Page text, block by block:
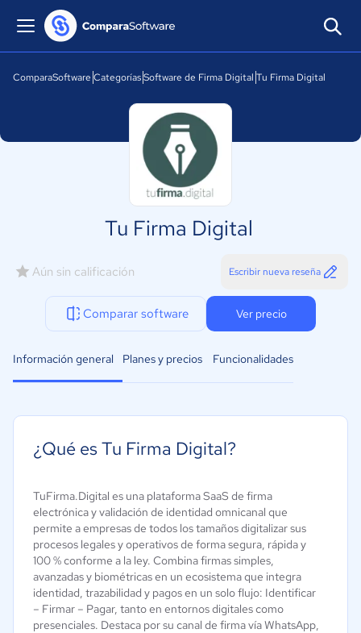
ComparaSoftware CategoríasSoftware de Firma Digital Tu Firma Digital
Tu Firma Digital
Aún sin calificación Escribir nueva reseña
Comparar software Ver precio
Información general Planes y precios Funcionalidades
¿Qué es Tu Firma Digital?
TuFirma.Digital es una plataforma SaaS de firma
electrónica y validación de identidad omnicanal que
permite a empresas de todos los tamaños digitalizar sus
procesos legales y operativos de forma segura, rápida y
100 % conforme a la ley. Combina firmas simples,
avanzadas y biométricas en un ecosistema que integra
identidad, trazabilidad y pagos en un solo flujo: Identificar
– Firmar – Pagar, tanto en entornos digitales como
presenciales. Destaca por su canal de firma vía WhatsApp,